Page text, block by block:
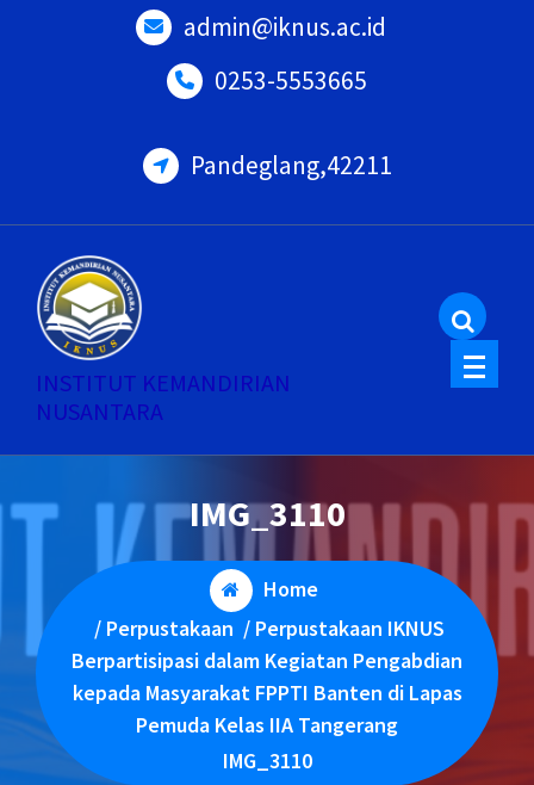
admin@iknus.ac.id
0253-5553665
Pandeglang,42211
INSTITUT KEMANDIRIAN
NUSANTARA
IMG_3110
Home
/ Perpustakaan / Perpustakaan IKNUS
Berpartisipasi dalam Kegiatan Pengabdian
kepada Masyarakat FPPTI Banten di Lapas
Pemuda Kelas IIA Tangerang
IMG_3110